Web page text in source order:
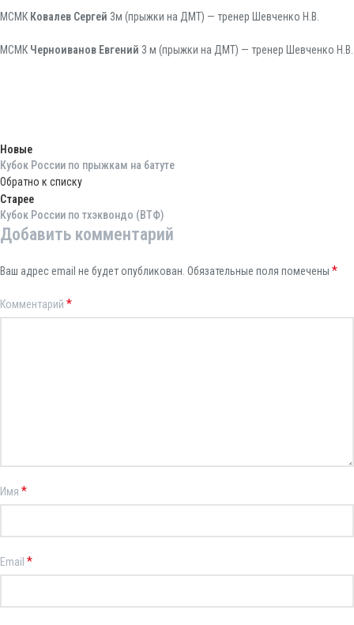
МСМК Ковалев Сергей 3м (прыжки на ДМТ) — тренер Шевченко Н.В.
МСМК Черноиванов Евгений 3 м (прыжки на ДМТ) — тренер Шевченко Н.В.
Новые
Кубок России по прыжкам на батуте
Обратно к списку
Старее
Кубок России по тхэквондо (ВТФ)
Добавить комментарий
Ваш адрес email не будет опубликован. Обязательные поля помечены *
Комментарий *
Имя *
Email *